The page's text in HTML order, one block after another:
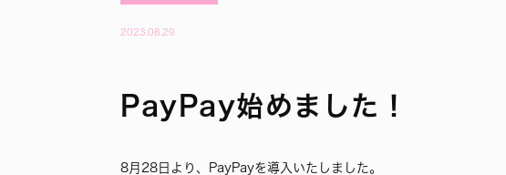
2023.08.29
PayPay始めました！
8月28日より、PayPayを導入いたしました。